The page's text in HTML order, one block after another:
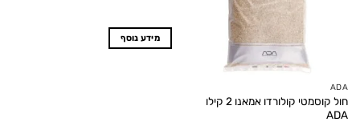
ADA
חול קוסמטי קולורדו אמאנו 2 קילו
ADA
מידע נוסף